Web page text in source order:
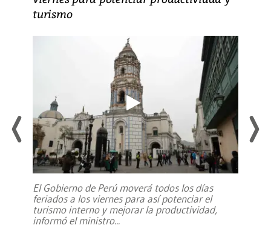
turismo
El Gobierno de Perú moverá todos los días
feriados a los viernes para así potenciar el
turismo interno y mejorar la productividad,
informó el ministro...